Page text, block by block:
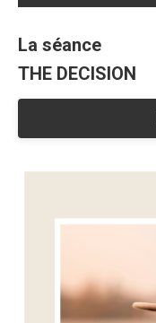
La séance
THE DECISION